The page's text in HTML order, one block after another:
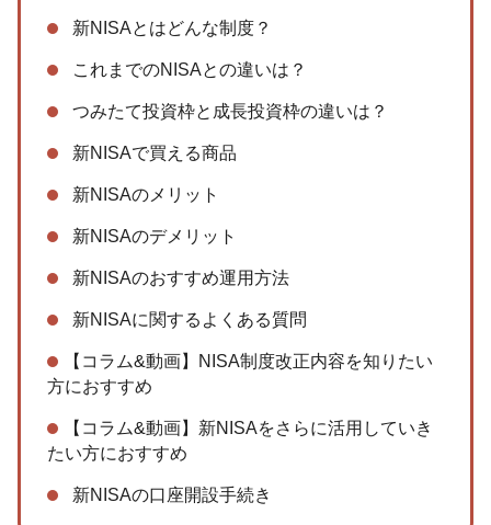
新NISAとはどんな制度？
これまでのNISAとの違いは？
つみたて投資枠と成長投資枠の違いは？
新NISAで買える商品
新NISAのメリット
新NISAのデメリット
新NISAのおすすめ運用方法
新NISAに関するよくある質問
【コラム&動画】NISA制度改正内容を知りたい
方におすすめ
【コラム&動画】新NISAをさらに活用していき
たい方におすすめ
新NISAの口座開設手続き